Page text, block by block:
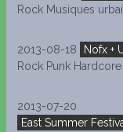
Rock Musiques
2013-08-18
Nofx +
Rock Punk
2013-07-20
East Summer